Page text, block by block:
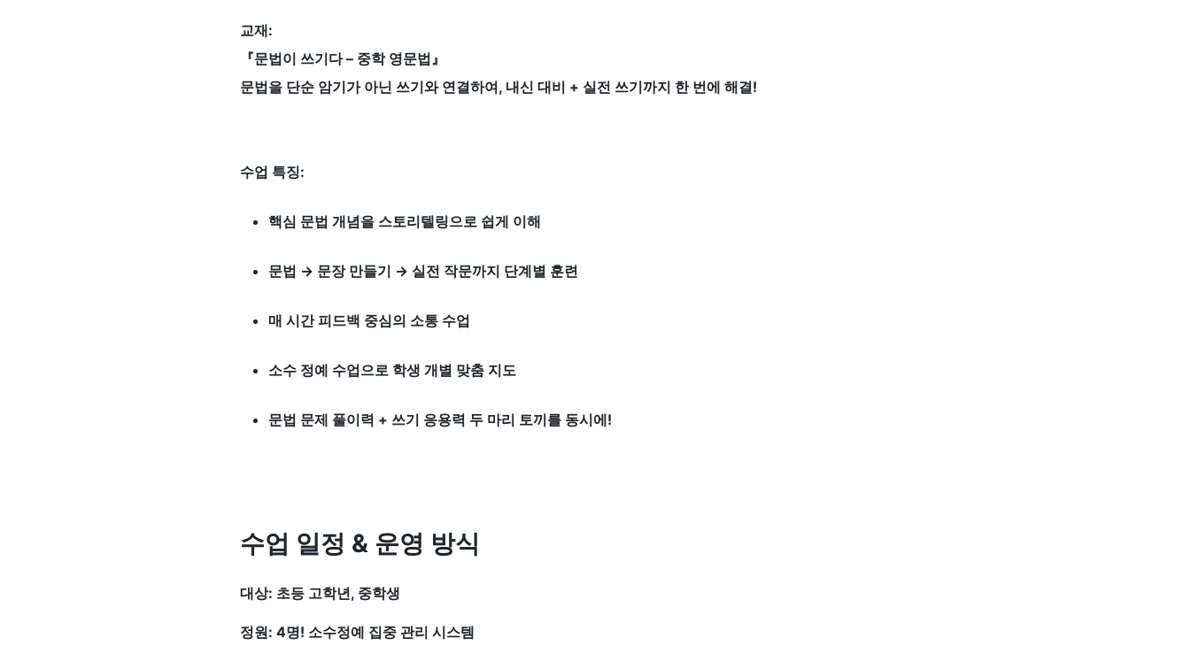
교재:
『문법이 쓰기다 – 중학 영문법』
문법을 단순 암기가 아닌 쓰기와 연결하여, 내신 대비 + 실전 쓰기까지 한 번에 해결!
수업 특징:
핵심 문법 개념을 스토리텔링으로 쉽게 이해
문법 → 문장 만들기 → 실전 작문까지 단계별 훈련
매 시간 피드백 중심의 소통 수업
소수 정예 수업으로 학생 개별 맞춤 지도
문법 문제 풀이력 + 쓰기 응용력 두 마리 토끼를 동시에!
수업 일정 & 운영 방식
대상: 초등 고학년, 중학생
정원: 4명! 소수정예 집중 관리 시스템